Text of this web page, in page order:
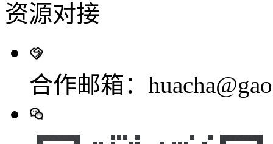
资源对接
合作邮箱：